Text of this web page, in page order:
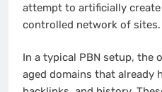
attempt to artificially
controlled network of sites.
In a typical PBN setup, the
aged domains that already